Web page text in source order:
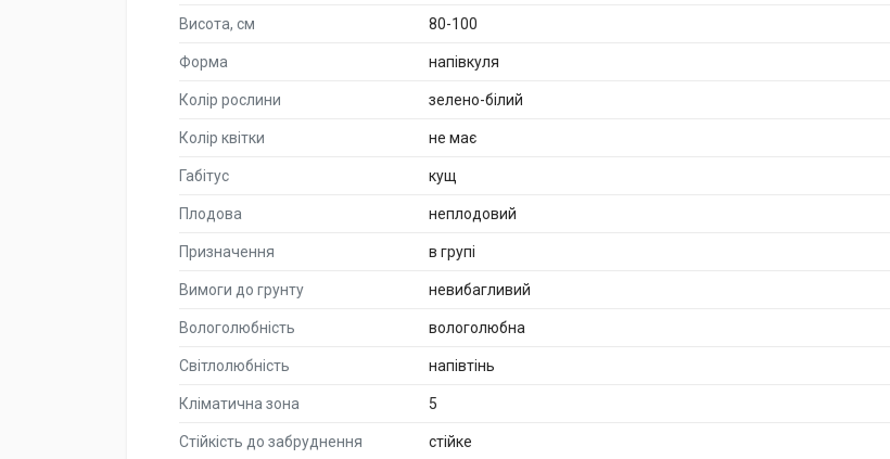
Висота, см 80-100
Форма напівкуля
Колір рослини зелено-білий
Колір квітки не має
Габітус кущ
Плодова неплодовий
Призначення в групі
Вимоги до грунту невибагливий
Вологолюбність вологолюбна
Світлолюбність напівтінь
Кліматична зона 5
Стійкість до забруднення стійке